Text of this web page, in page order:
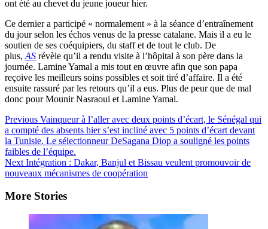
ont été au chevet du jeune joueur hier.
Ce dernier a participé « normalement » à la séance d’entraînement
du jour selon les échos venus de la presse catalane. Mais il a eu le
soutien de ses coéquipiers, du staff et de tout le club. De
plus, AS révèle qu’il a rendu visite à l’hôpital à son père dans la
journée. Lamine Yamal a mis tout en œuvre afin que son papa
reçoive les meilleurs soins possibles et soit tiré d’affaire. Il a été
ensuite rassuré par les retours qu’il a eus. Plus de peur que de mal
donc pour Mounir Nasraoui et Lamine Yamal.
Post
Navigation
Previous Vainqueur à l’aller avec deux points d’écart, le Sénégal qui
a compté des absents hier s’est incliné avec 5 points d’écart devant
la Tunisie. Le sélectionneur DeSagana Diop a souligné les points
faibles de l’équipe.
Next Intégration : Dakar, Banjul et Bissau veulent promouvoir de
nouveaux mécanismes de coopération
More Stories